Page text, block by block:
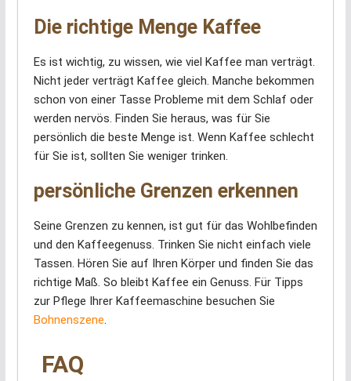
Die richtige Menge Kaffee
Es ist wichtig, zu wissen, wie viel Kaffee man verträgt.
Nicht jeder verträgt Kaffee gleich. Manche bekommen
schon von einer Tasse Probleme mit dem Schlaf oder
werden nervös. Finden Sie heraus, was für Sie
persönlich die beste Menge ist. Wenn Kaffee schlecht
für Sie ist, sollten Sie weniger trinken.
persönliche Grenzen erkennen
Seine Grenzen zu kennen, ist gut für das Wohlbefinden
und den Kaffeegenuss. Trinken Sie nicht einfach viele
Tassen. Hören Sie auf Ihren Körper und finden Sie das
richtige Maß. So bleibt Kaffee ein Genuss. Für Tipps
zur Pflege Ihrer Kaffeemaschine besuchen Sie
Bohnenszene.
FAQ